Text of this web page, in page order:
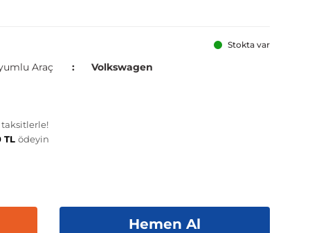
Stokta var
Araç Volkswagen
TL ödeyin
Hemen Al